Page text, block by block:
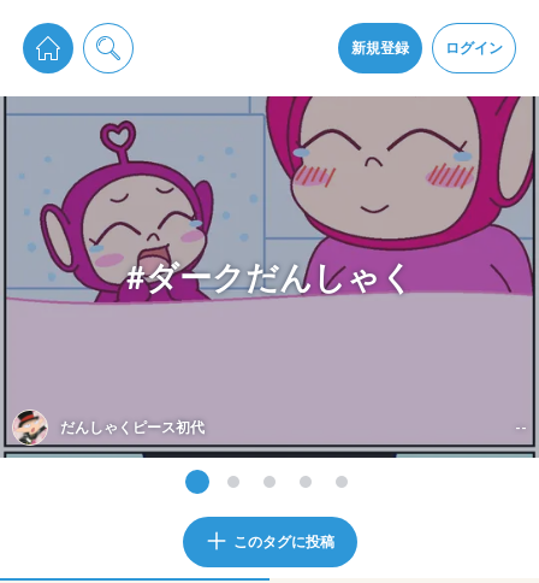
新規登録 ログイン
pixiv Sketchは2024年5月28日付で プライパシーポリシーを改定しました。
通知を受け取るにはここをクリックします
pixiv Sketchアプリでさらに快適に！
アプリをインストール
#ダークだんしゃく
だんしゃくピース初代 --
このタグに投稿